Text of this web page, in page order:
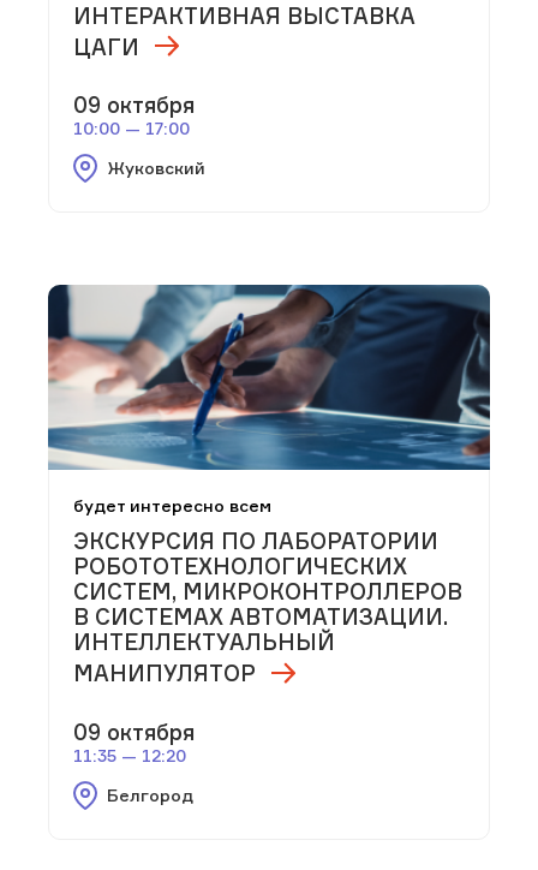
ИНТЕРАКТИВНАЯ ВЫСТАВКА
ЦАГИ
09 октября
10:00 — 17:00
Жуковский
будет интересно всем
ЭКСКУРСИЯ ПО ЛАБОРАТОРИИ
РОБОТОТЕХНОЛОГИЧЕСКИХ
СИСТЕМ, МИКРОКОНТРОЛЛЕРОВ
В СИСТЕМАХ АВТОМАТИЗАЦИИ.
ИНТЕЛЛЕКТУАЛЬНЫЙ
МАНИПУЛЯТОР
09 октября
11:35 — 12:20
Белгород